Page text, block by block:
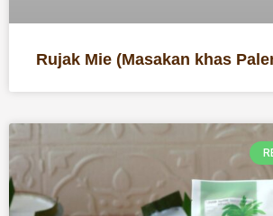
Rujak Mie (Masakan khas